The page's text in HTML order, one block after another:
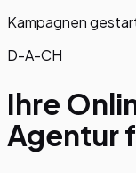
Kampagnen
D-A-CH
Ihre
Agentur